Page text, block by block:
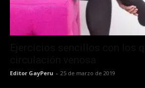
Editor GayPeru - 25 de marzo de 2019